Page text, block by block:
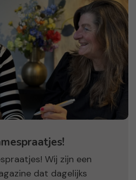
Wij zijn een
dat dagelijks